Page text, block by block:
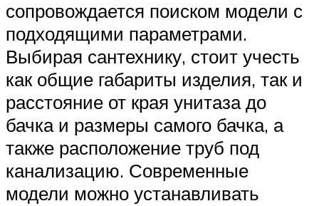
сопровождается поиском модели с
подходящими параметрами.
Выбирая сантехнику, стоит учесть
как общие габариты изделия, так и
расстояние от края унитаза до
бачка и размеры самого бачка, а
также расположение труб под
канализацию. Современные
модели можно устанавливать